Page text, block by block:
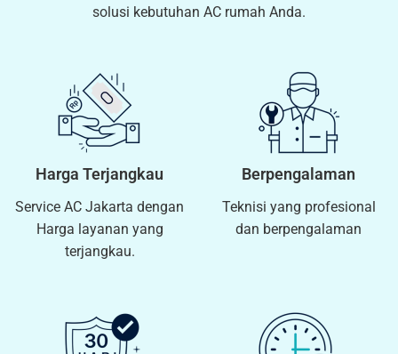
solusi kebutuhan AC rumah Anda.
Harga Terjangkau
Service AC Jakarta dengan
Harga layanan yang
terjangkau.
Berpengalaman
Teknisi yang profesional
dan berpengalaman